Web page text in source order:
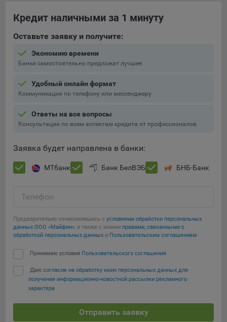
время пользования сайтом;
Остальные - не более года.
Отключение аналитических файлов cookie не позволяет
определять предпочтения пользователей сайта, в том числе
меры по совершенствованию работы сайта исходя из
предпочтений пользователей.
При этом, некоторые браузеры позволяют посещать
интернет-сайты в режиме «Инкогнито», чтобы ограничить
того, субъект персональных данных может удалить ранее
сохраненные файлов cookie выбрав соответствующую
опцию в истории браузера.
Подробнее о параметрах управления можно ознакомиться,
перейдя по внешним ссылкам, ведущим на
Firefox
Chrome
Opera
Сохранить по умолчанию
Кредит наличными за 1 минуту
Оставьте заявку и получите:
Экономию времени
Банки самостоятельно предложат лучшее
Удобный онлайн формат
Коммуникация по телефону или мессенджеру
Ответы на все вопросы
Консультация по всем аспектам кредита от профессионалов
Заявка будет направлена в банки:
МТбанк Банк БелВЭБ БНБ-Банк
Телефон
Предварительно ознакомившись с условиями обработки персональных
данных ООО «Майфин», а также с моими правами, связанными с
обработкой персональных данных и Пользовательским соглашением:
Принимаю условия Пользовательского соглашения
Даю согласие на обработку моих персональных данных для
получения информационно-новостной рассылки рекламного
характера
Отправить заявку